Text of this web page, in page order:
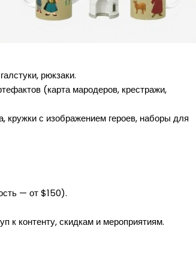
рюкзаки.
(карта мародеров, крестражи,
кружки с изображением героев, наборы для
— от $150).
контенту, скидкам и мероприятиям.